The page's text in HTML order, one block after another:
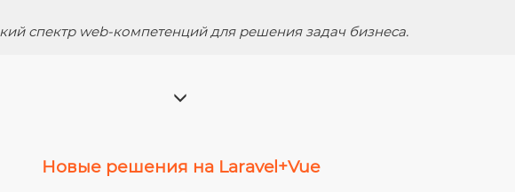
спектр web-компетенций для решения задач бизнеса.
Новые решения на Laravel+Vue